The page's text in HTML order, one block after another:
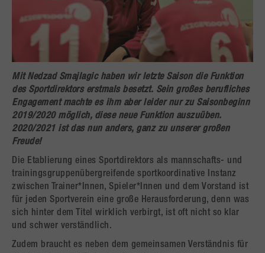
MitNedzad Smajlagichaben wir letzte Saison die Funktion
des Sportdirektors erstmals besetzt. Sein großes berufliches
Engagement machte es ihm aber leider nur zu Saisonbeginn
2019/2020 möglich, diese neue Funktion auszuüben.
2020/2021 ist das nun anders, ganz zu unserer großen
Freude!
Die Etablierung eines Sportdirektors als mannschafts- und
trainingsgruppenübergreifende sportkoordinative Instanz
zwischen Trainer*Innen, Spieler*Innen und dem Vorstand ist
für jeden Sportverein eine große Herausforderung, denn was
sich hinter dem Titel wirklich verbirgt, ist oft nicht so klar
und schwer verständlich.
Zudem braucht es neben dem gemeinsamen Verständnis für